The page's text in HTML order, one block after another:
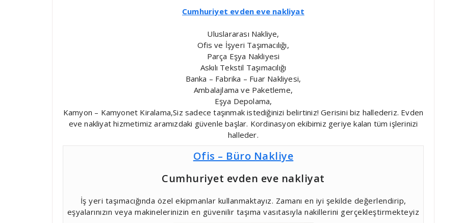
Cumhuriyet evden eve nakliyat
Uluslararası Nakliye,
Ofis ve İşyeri Taşımacılığı,
Parça Eşya Nakliyesi
Askılı Tekstil Taşımacılığı
Banka – Fabrika – Fuar Nakliyesi,
Ambalajlama ve Paketleme,
Eşya Depolama,
Kamyon – Kamyonet Kiralama,Siz sadece taşınmak istediğinizi belirtiniz! Gerisini biz hallederiz. Evden
eve nakliyat hizmetimiz aramızdaki güvenle başlar. Kordinasyon ekibimiz geriye kalan tüm işlerinizi
halleder.
Ofis – Büro Nakliye
Cumhuriyet evden eve nakliyat
İş yeri taşımacığında özel ekipmanlar kullanmaktayız. Zamanı en iyi şekilde değerlendirip,
eşyalarınızın veya makinelerinizin en güvenilir taşıma vasıtasıyla nakillerini gerçekleştirmekteyiz